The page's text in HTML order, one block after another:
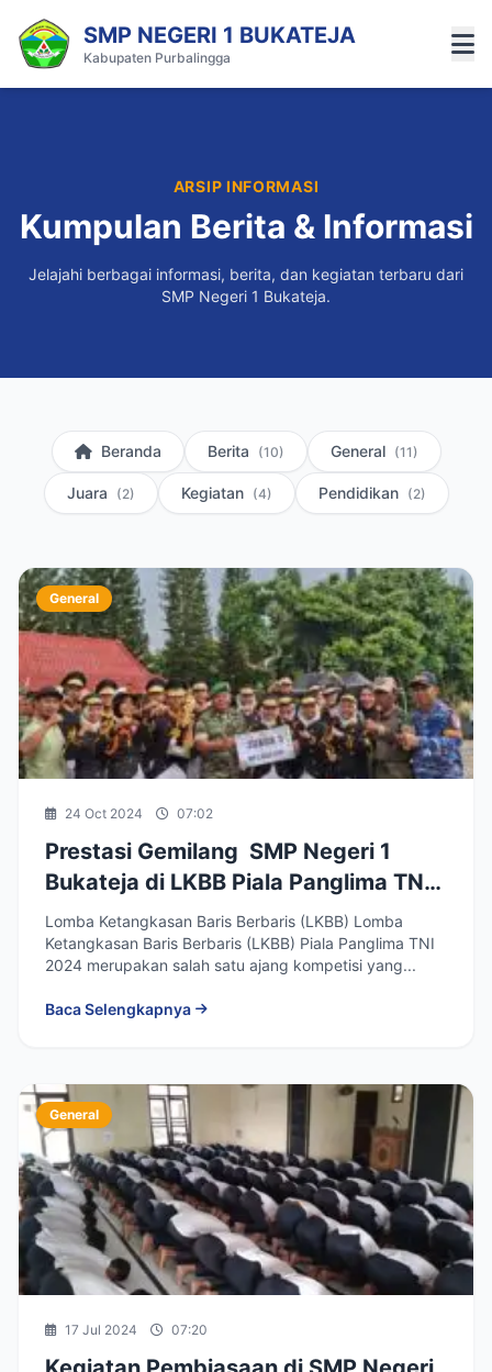
SMP NEGERI 1 BUKATEJA
Kabupaten Purbalingga
ARSIP INFORMASI
Kumpulan Berita & Informasi
Jelajahi berbagai informasi, berita, dan kegiatan terbaru dari
SMP Negeri 1 Bukateja.
Beranda Berita (10) General (11)
Juara (2) Kegiatan (4) Pendidikan (2)
General
24 Oct 2024 07:02
Prestasi Gemilang SMP Negeri 1
Bukateja di LKBB Piala Panglima TNI
2024
Lomba Ketangkasan Baris Berbaris (LKBB) Lomba
Ketangkasan Baris Berbaris (LKBB) Piala Panglima TNI
2024 merupakan salah satu ajang kompetisi yang...
Baca Selengkapnya
General
17 Jul 2024 07:20